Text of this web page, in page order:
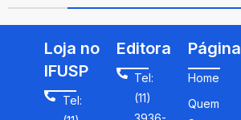
Loja no
IFUSP
Tel:
Editora
Tel:
(11)
Página
Home
Quem